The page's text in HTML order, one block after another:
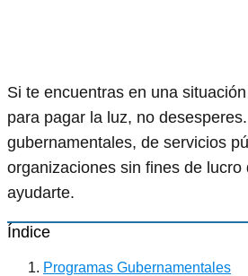
Si te encuentras en una
para pagar la luz, no
gubernamentales, de servicios
organizaciones sin fines de lucro
ayudarte.
Índice
Programas Gubernamentales